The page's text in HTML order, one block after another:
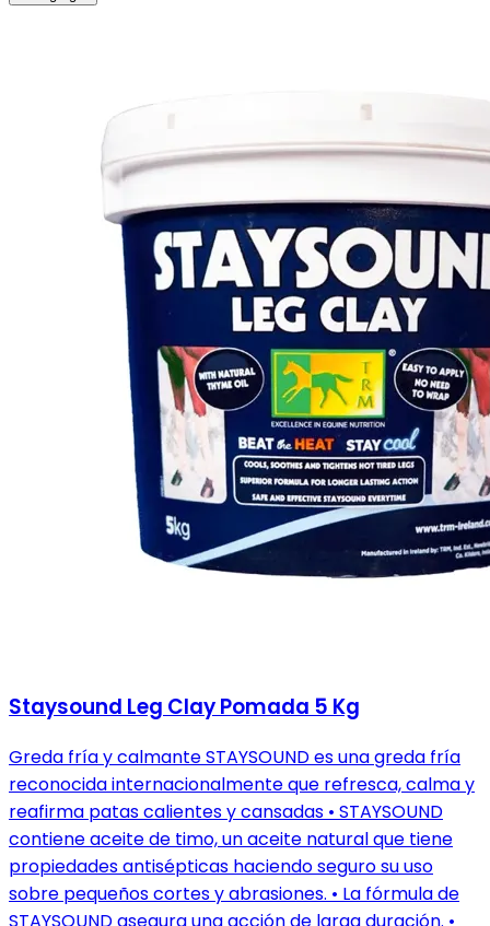
Staysound Leg Clay Pomada 5 Kg
Greda fría y calmante STAYSOUND es una greda fría
reconocida internacionalmente que refresca, calma y
reafirma patas calientes y cansadas • STAYSOUND
contiene aceite de timo, un aceite natural que tiene
propiedades antisépticas haciendo seguro su uso
sobre pequeños cortes y abrasiones. • La fórmula de
STAYSOUND asegura una acción de larga duración. •